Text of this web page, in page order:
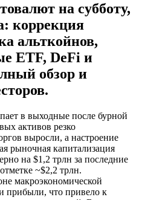
на субботу,
коррекция
альткойнов,
ETF, DeFi и
обзор и
в выходные после бурной
активов резко
выросли, а настроение
рыночная капитализация
на $1,2 трлн за последние
~$2,2 трлн.
макроэкономической
прибыли, что привело к